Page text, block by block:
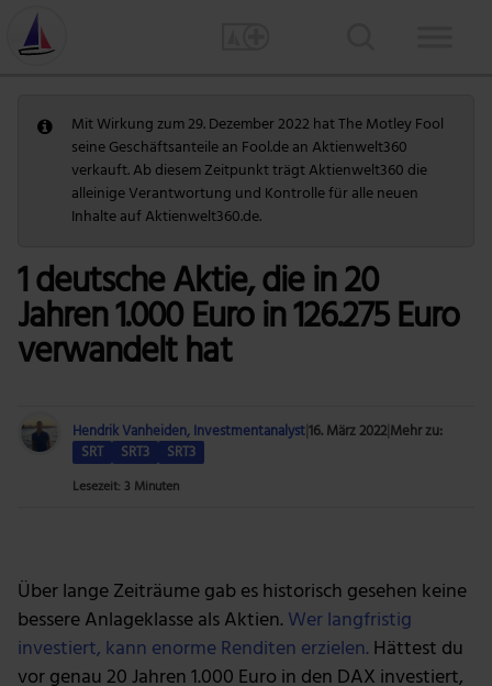
Mit Wirkung zum 29. Dezember 2022 hat The Motley Fool
seine Geschäftsanteile an Fool.de an Aktienwelt360
verkauft. Ab diesem Zeitpunkt trägt Aktienwelt360 die
alleinige Verantwortung und Kontrolle für alle neuen
Inhalte auf Aktienwelt360.de.
1 deutsche Aktie, die in 20
Jahren 1.000 Euro in 126.275 Euro
verwandelt hat
Hendrik Vanheiden, Investmentanalyst16. März 2022Mehr zu:
SRT
SRT3 SRT3
Lesezeit: 3 Minuten
Über lange Zeiträume gab es historisch gesehen keine
bessere Anlageklasse als Aktien.Wer langfristig
investiert, kann enorme Renditen erzielen. Hättest du
vor genau 20 Jahren 1.000 Euro in den DAX investiert,